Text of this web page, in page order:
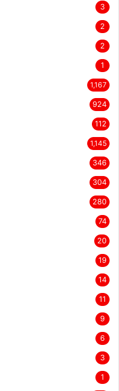
3
2
2
1
1,167
924
112
1,145
346
304
280
74
20
19
14
11
9
6
3
1